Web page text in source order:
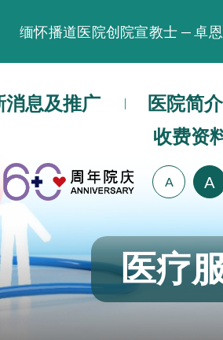
晚间门诊服务延长至晚上11时
播道医院体检服务获客户正面
消息及推广 医院简介
收费资
A A
医疗